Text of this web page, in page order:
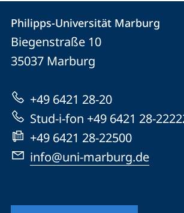
Kontakt
und
Informationen
zur
Website
Kontaktinformationen
Philipps-
Universität
Marburg
Philipps-Universität Marburg
Biegenstraße 10
35037 Marburg
+49 6421 28-20
Stud-i-fon +49 6421 28-
+49 6421 28-22500
info@uni-marburg.de